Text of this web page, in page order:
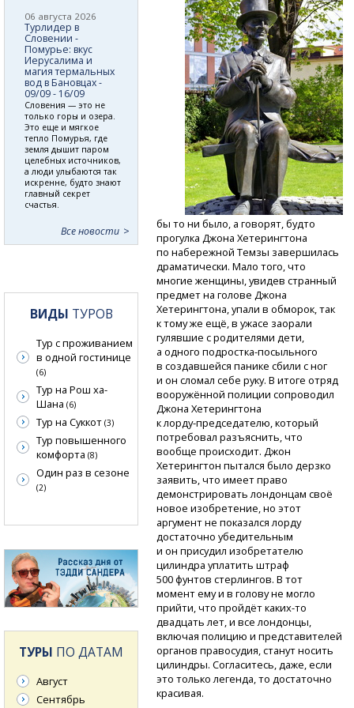
бы то ни было, а говорят, будто
прогулка Джона Хетерингтона
по набережной Темзы завершилась
драматически. Мало того, что
многие женщины, увидев странный
предмет на голове Джона
Хетерингтона, упали в обморок, так
к тому же ещё, в ужасе заорали
гулявшие с родителями дети,
а одногоподростка-посыльного
в создавшейся панике сбили с ног
и он сломал себе руку. В итоге отряд
вооружённой полиции сопроводил
Джона Хетерингтона
к лорду-председателю,который
потребовал разъяснить, что
вообще происходит. Джон
Хетерингтон пытался было дерзко
заявить, что имеет право
демонстрировать лондонцам своё
новое изобретение, но этот
аргумент не показался лорду
достаточно убедительным
и он присудил изобретателю
цилиндра уплатить штраф
500 фунтов стерлингов. В тот
момент ему и в голову не могло
прийти, что пройдёткаких-то
двадцать лет, и все лондонцы,
включая полицию и представителей
органов правосудия, станут носить
цилиндры. Согласитесь, даже, если
это только легенда, то достаточно
красивая.
06 августа 2026
Турлидер в
Словении -
Помурье: вкус
Иерусалима и
магия термальных
вод в Бановцах -
09/09 - 16/09
Словения — это не
только горы и озера.
Это еще и мягкое
тепло Помурья, где
земля дышит паром
целебных источников,
а люди улыбаются так
искренне, будто знают
главный секрет
счастья.
Все новости
ВИДЫ ТУРОВ
Тур с проживанием
в одной гостинице
(6)
Тур на Рош ха-
Шана (6)
Тур на Суккот (3)
Тур повышенного
комфорта (8)
Один раз в сезоне
(2)
ТУРЫ ПО ДАТАМ
Август
Сентябрь